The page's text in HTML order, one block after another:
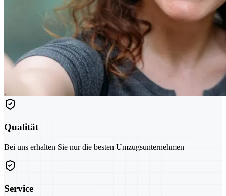
Qualität
Bei uns erhalten Sie nur die besten Umzugsunternehmen
Service